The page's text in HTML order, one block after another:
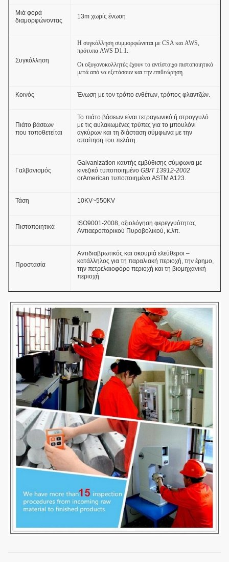
Μιά φορά
διαμορφώνοντας
13m χωρίς ένωση
Συγκόλληση
Η συγκόλληση συμμορφώνεται με CSA και AWS,
πρότυπα AWS D1.1.
Οι οξυγονοκολλητές έχουν το αντίστοιχο πιστοποιητικό
μετά από να εξετάσουν και την επιθεώρηση.
Κοινός Ένωση με τον τρόπο ενθέτων, τρόπος φλαντζών.
Πιάτο βάσεων
που τοποθετείται
Το πιάτο βάσεων είναι τετραγωνικό ή στρογγυλό
με τις αυλακωμένες τρύπες για το μπουλόνι
αγκύρων και τη διάσταση σύμφωνα με την
απαίτηση του πελάτη.
Γαλβανισμός
Galvanization καυτής εμβύθισης σύμφωνα με
κινεζικό τυποποιημένο GB/T 13912-2002
orAmerican τυποποιημένο ASTM A123.
Τάση 10KV~550KV
Πιστοποιητικά
ISO9001-2008, αξιολόγηση φερεγγυότητας
Αντιαεροπορικού Πυροβολικού, κ.λπ.
Προστασία
Αντιδιαβρωτικός και σκουριά ελεύθεροι –
κατάλληλος για τη παραλιακή περιοχή, την έρημο,
την πετρελαιοφόρο περιοχή και τη βιομηχανική
περιοχή